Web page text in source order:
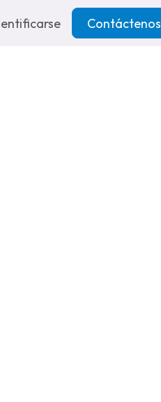
Contáctenos